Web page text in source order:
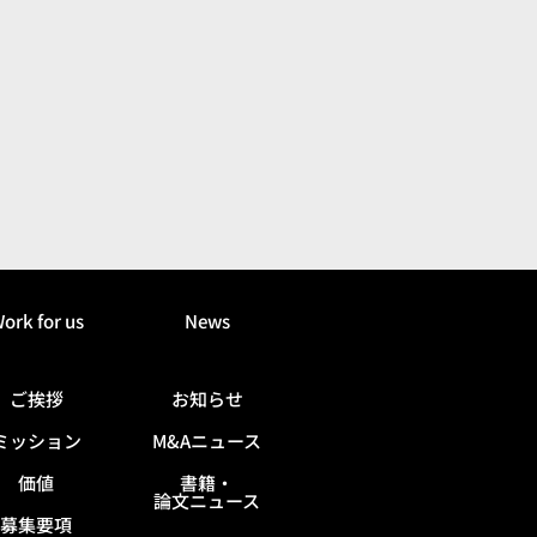
for us
ご挨拶
ッション
価値
募集要項
News
お知らせ
M&Aニュース
書籍・
論文ニュース